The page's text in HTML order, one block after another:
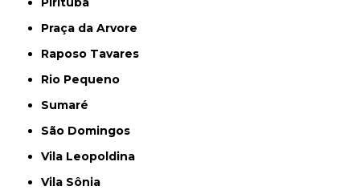
Praça da Arvore
Raposo Tavares
Rio Pequeno
Sumaré
São Domingos
Vila Leopoldina
Vila Sônia